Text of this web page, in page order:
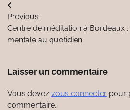
Navigation
de
l’article
Previous:
Centre de méditation à Bordeaux
mentale au quotidien
Laisser un commentaire
Vous devez vous connecter pour
commentaire.